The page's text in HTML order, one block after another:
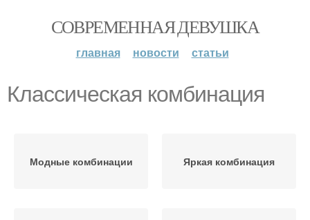
СОВРЕМЕННАЯ ДЕВУШКА
главная новости статьи
Классическая комбинация
Модные комбинации Яркая комбинация